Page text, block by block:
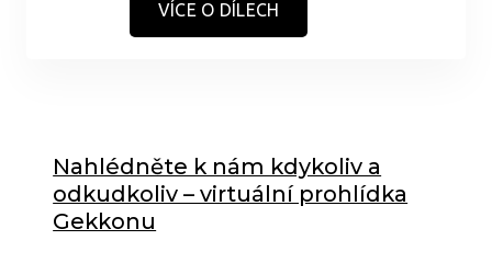
VÍCE O DÍLECH
Nahlédněte k nám kdykoliv a
odkudkoliv – virtuální prohlídka
Gekkonu